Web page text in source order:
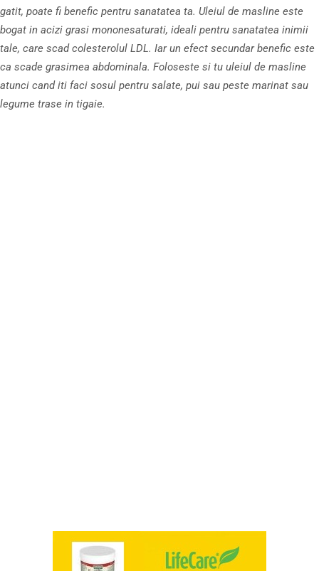
gatit, poate fi benefic pentru sanatatea ta. Uleiul de masline este
bogat in acizi grasi mononesaturati, ideali pentru sanatatea inimii
tale, care scad colesterolul LDL. Iar un efect secundar benefic este
ca scade grasimea abdominala. Foloseste si tu uleiul de masline
atunci cand iti faci sosul pentru salate, pui sau peste marinat sau
legume trase in tigaie.